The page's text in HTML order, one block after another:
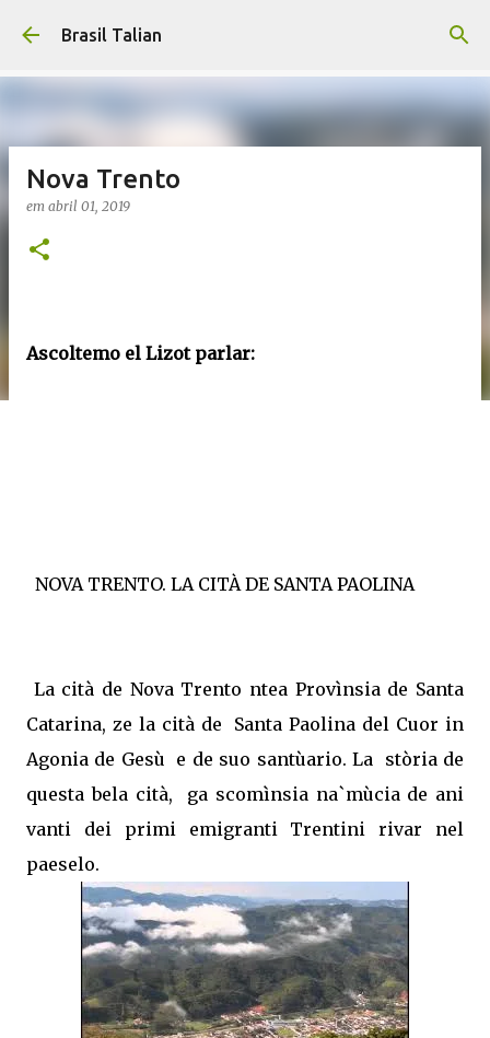
Pular para o conteúdo principal
Brasil Talian
Nova Trento
em abril 01, 2019
Ascoltemo el Lizot parlar:
NOVA TRENTO. LA CITÀ DE SANTA PAOLINA
La cità de Nova Trento ntea Provìnsia de Santa
Catarina, ze la cità de
Santa Paolina del Cuor in
Agonia de Gesù e de suo santùario. La stòria de
questa bela cità,
ga scomìnsia na`mùcia de ani
vanti dei primi emigranti Trentini rivar nel
paeselo.